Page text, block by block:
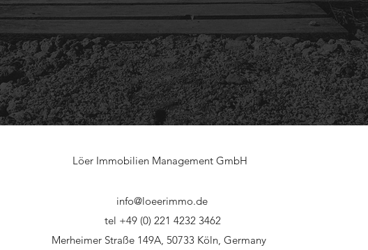
Löer Immobilien Management GmbH
info@loeerimmo.de
tel +49 (0) 221 4232 3462
Merheimer Straße 149A, 50733 Köln, Germany